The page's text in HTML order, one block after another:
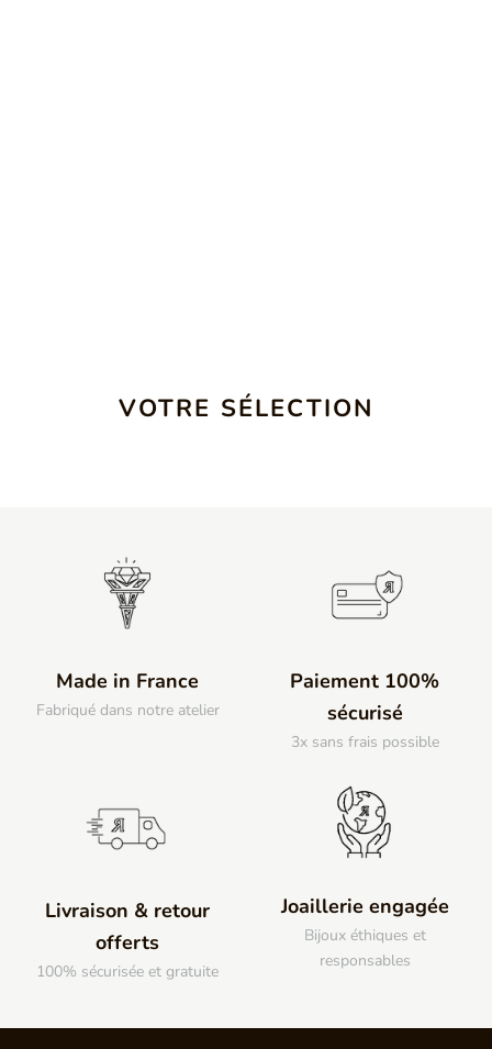
VOTRE SÉLECTION
Made in France
Fabriqué dans notre atelier
Paiement 100%
sécurisé
3x sans frais possible
Livraison & retour
offerts
100% sécurisée et gratuite
Joaillerie engagée
Bijoux éthiques et
responsables